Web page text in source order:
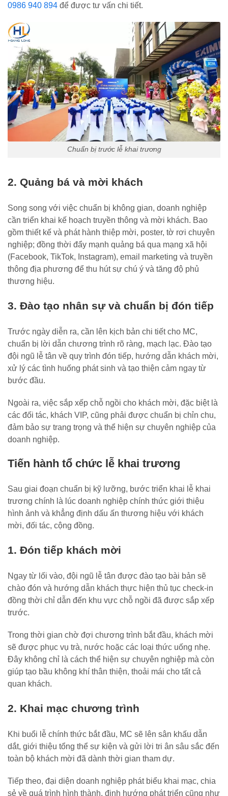
0986 940 894 để được tư vấn chi tiết.
Chuẩn bị trước lễ khai trương
2. Quảng bá và mời khách
Song song với việc chuẩn bị không gian, doanh nghiệp
cần triển khai kế hoạch truyền thông và mời khách. Bao
gồm thiết kế và phát hành thiệp mời, poster, tờ rơi chuyên
nghiệp; đồng thời đẩy mạnh quảng bá qua mạng xã hội
(Facebook, TikTok, Instagram), email marketing và truyền
thông địa phương để thu hút sự chú ý và tăng độ phủ
thương hiệu.
3. Đào tạo nhân sự và chuẩn bị đón tiếp
Trước ngày diễn ra, cần lên kịch bản chi tiết cho MC,
chuẩn bị lời dẫn chương trình rõ ràng, mạch lạc. Đào tạo
đội ngũ lễ tân về quy trình đón tiếp, hướng dẫn khách mời,
xử lý các tình huống phát sinh và tạo thiện cảm ngay từ
bước đầu.
Ngoài ra, việc sắp xếp chỗ ngồi cho khách mời, đặc biệt là
các đối tác, khách VIP, cũng phải được chuẩn bị chỉn chu,
đảm bảo sự trang trọng và thể hiện sự chuyên nghiệp của
doanh nghiệp.
Tiến hành tổ chức lễ khai trương
Sau giai đoạn chuẩn bị kỹ lưỡng, bước triển khai lễ khai
trương chính là lúc doanh nghiệp chính thức giới thiệu
hình ảnh và khẳng định dấu ấn thương hiệu với khách
mời, đối tác, cộng đồng.
1. Đón tiếp khách mời
Ngay từ lối vào, đội ngũ lễ tân được đào tạo bài bản sẽ
chào đón và hướng dẫn khách thực hiện thủ tục check-in
đồng thời chỉ dẫn đến khu vực chỗ ngồi đã được sắp xếp
trước.
Trong thời gian chờ đợi chương trình bắt đầu, khách mời
sẽ được phục vụ trà, nước hoặc các loại thức uống nhẹ.
Đây không chỉ là cách thể hiện sự chuyên nghiệp mà còn
giúp tạo bầu không khí thân thiện, thoải mái cho tất cả
quan khách.
2. Khai mạc chương trình
Khi buổi lễ chính thức bắt đầu, MC sẽ lên sân khấu dẫn
dắt, giới thiệu tổng thể sự kiện và gửi lời tri ân sâu sắc đến
toàn bộ khách mời đã dành thời gian tham dự.
Tiếp theo, đại diện doanh nghiệp phát biểu khai mạc, chia
sẻ về quá trình hình thành, định hướng phát triển cũng như